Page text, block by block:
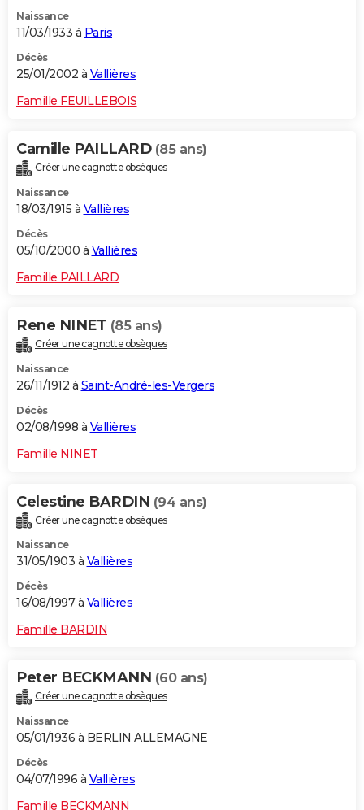
Naissance
11/03/1933 à Paris
Décès
25/01/2002 à Vallières
Famille FEUILLEBOIS
Camille PAILLARD (85 ans)
Créer une cagnotte obsèques
Naissance
18/03/1915 à Vallières
Décès
05/10/2000 à Vallières
Famille PAILLARD
Rene NINET (85 ans)
Créer une cagnotte obsèques
Naissance
26/11/1912 à Saint-André-les-Vergers
Décès
02/08/1998 à Vallières
Famille NINET
Celestine BARDIN (94 ans)
Créer une cagnotte obsèques
Naissance
31/05/1903 à Vallières
Décès
16/08/1997 à Vallières
Famille BARDIN
Peter BECKMANN (60 ans)
Créer une cagnotte obsèques
Naissance
05/01/1936 à BERLIN ALLEMAGNE
Décès
04/07/1996 à Vallières
Famille BECKMANN